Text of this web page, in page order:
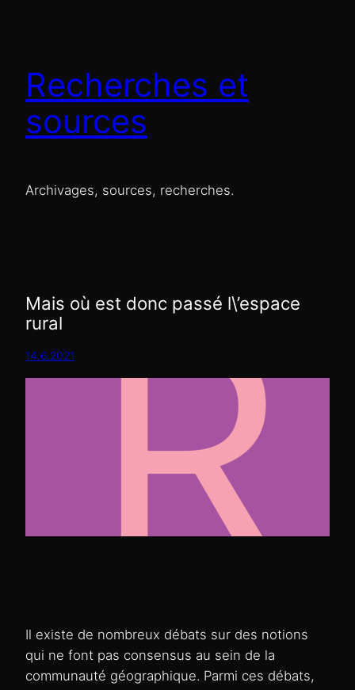
Recherches et
sources
Archivages, sources, recherches.
Mais où est donc passé l\’espace
rural
14.6.2021
Il existe de nombreux débats sur des notions
qui ne font pas consensus au sein de la
communauté géographique. Parmi ces débats,